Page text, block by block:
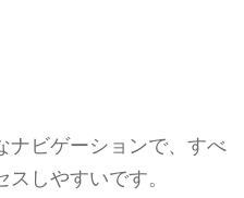
ナビゲーションで、すべ
しやすいです。